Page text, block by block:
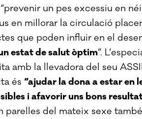
un pes excessiu en
en millorar la circulació
que poden influir en el
estat de salut òptim”.
amb la llevadora del seu
és “ajudar la dona a estar en
i afavorir uns bons
parelles del mateix sexe